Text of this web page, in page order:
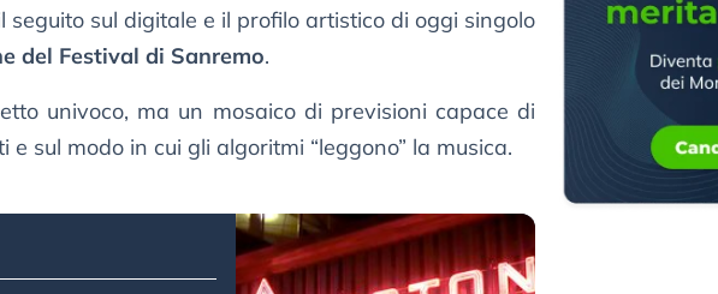
sul digitale e il profilo artistico di oggi singolo
del Festival di Sanremo.
univoco, ma un mosaico di previsioni capace di
sul modo in cui gli algoritmi “leggono” la musica.